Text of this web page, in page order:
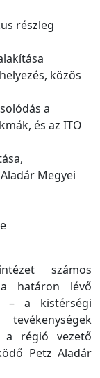
részleg
közös
a
és az ITO
Megyei
számos
határon lévő
– a kistérségi
a régió vezető
Petz Aladár